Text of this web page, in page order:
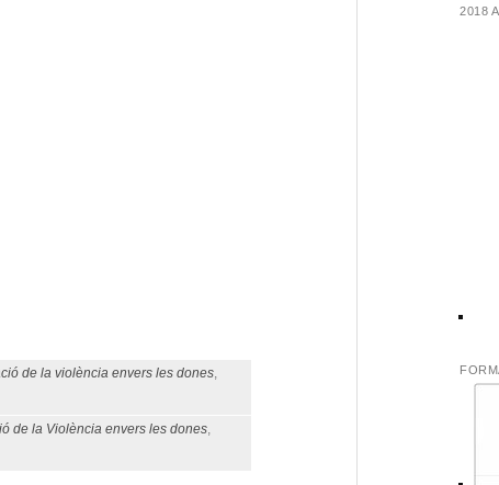
de la violència envers les dones,
de la Violència envers les dones,
2018